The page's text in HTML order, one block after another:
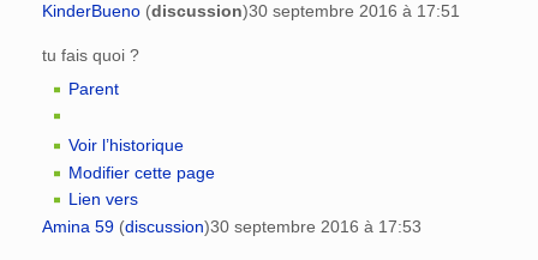
KinderBueno (discussion)30 septembre 2016 à 17:51
tu fais quoi ?
Parent
Voir l’historique
Modifier cette page
Lien vers
Amina 59 (discussion)30 septembre 2016 à 17:53